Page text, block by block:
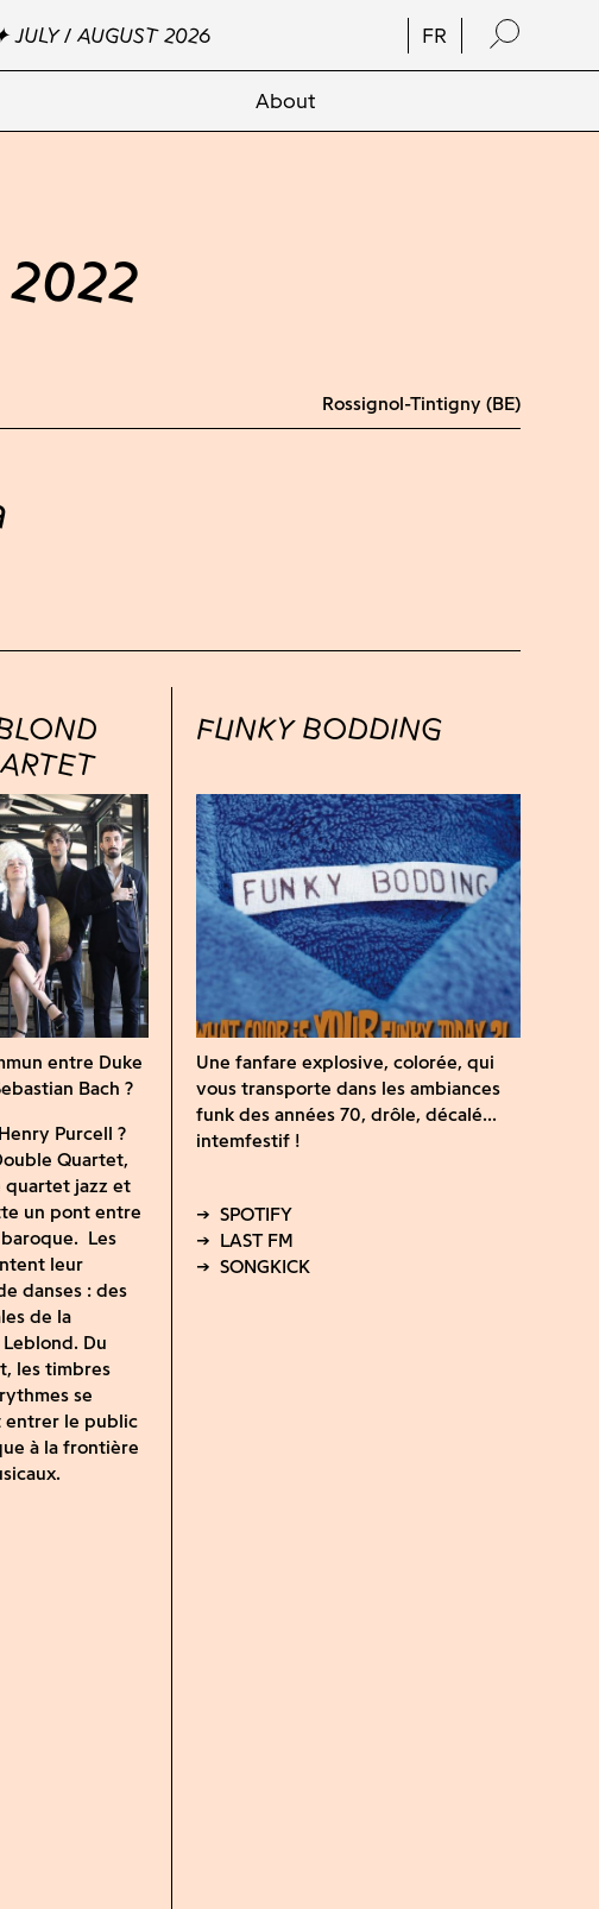
JULY / AUGUST 2026 FR
About
Rossignol-Tintigny (BE)
entre Duke
Bach ?
Purcell ?
Quartet,
quartet jazz et
un pont entre
Les
leur
danses : des
de la
Du
les timbres
se
entrer le public
à la frontière
FUNKY BODDING
Une fanfare explosive, colorée, qui
vous transporte dans les ambiances
funk des années 70, drôle, décalé...
intemfestif !